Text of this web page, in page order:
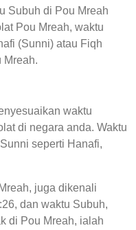
Subuh di Pou Mreah
Pou Mreah, waktu
(Sunni) atau Fiqh
Mreah.
waktu
di negara anda. Waktu
seperti Hanafi,
juga dikenali
dan waktu Subuh,
di Pou Mreah, ialah